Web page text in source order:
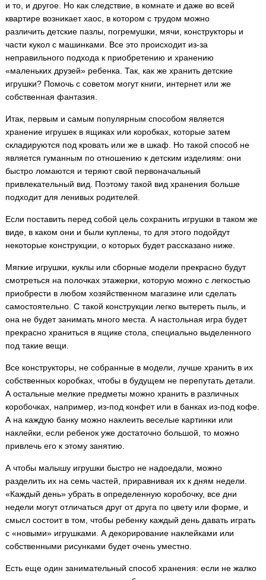
и то, и другое. Но как следствие, в комнате и даже во всей
квартире возникает хаос, в котором с трудом можно
различить детские пазлы, погремушки, мячи, конструкторы и
части кукол с машинками. Все это происходит из-за
неправильного подхода к приобретению и хранению
«маленьких друзей» ребенка. Так, как же хранить детские
игрушки? Помочь с советом могут книги, интернет или же
собственная фантазия.
Итак, первым и самым популярным способом является
хранение игрушек в ящиках или коробках, которые затем
складируются под кровать или же в шкаф. Но такой способ не
является гуманным по отношению к детским изделиям: они
быстро ломаются и теряют свой первоначальный
привлекательный вид. Поэтому такой вид хранения больше
подходит для ленивых родителей.
Если поставить перед собой цель сохранить игрушки в таком же
виде, в каком они и были куплены, то для этого подойдут
некоторые конструкции, о которых будет рассказано ниже.
Мягкие игрушки, куклы или сборные модели прекрасно будут
смотреться на полочках этажерки, которую можно с легкостью
приобрести в любом хозяйственном магазине или сделать
самостоятельно. С такой конструкции легко вытереть пыль, и
она не будет занимать много места. А настольная игра будет
прекрасно храниться в ящике стола, специально выделенного
под такие вещи.
Все конструкторы, не собранные в модели, лучше хранить в их
собственных коробках, чтобы в будущем не перепутать детали.
А остальные мелкие предметы можно хранить в различных
коробочках, например, из-под конфет или в банках из-под кофе.
А на каждую банку можно наклеить веселые картинки или
наклейки, если ребенок уже достаточно большой, то можно
привлечь его к этому занятию.
А чтобы малышу игрушки быстро не надоедали, можно
разделить их на семь частей, приравнивая их к дням недели.
«Каждый день» убрать в определенную коробочку, все дни
недели могут отличаться друг от друга по цвету или форме, и
смысл состоит в том, чтобы ребенку каждый день давать играть
с «новыми» игрушками. А декорирование наклейками или
собственными рисунками будет очень уместно.
Есть еще один занимательный способ хранения: если не жалко